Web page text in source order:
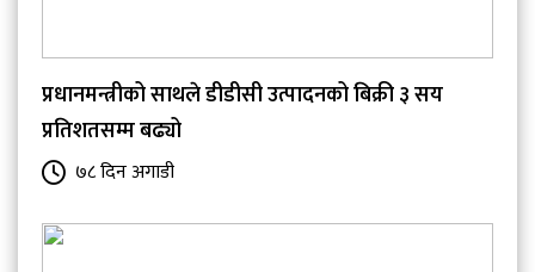
प्रधानमन्त्रीको साथले डीडीसी उत्पादनको बिक्री ३ सय
प्रतिशतसम्म बढ्यो
७८ दिन अगाडी